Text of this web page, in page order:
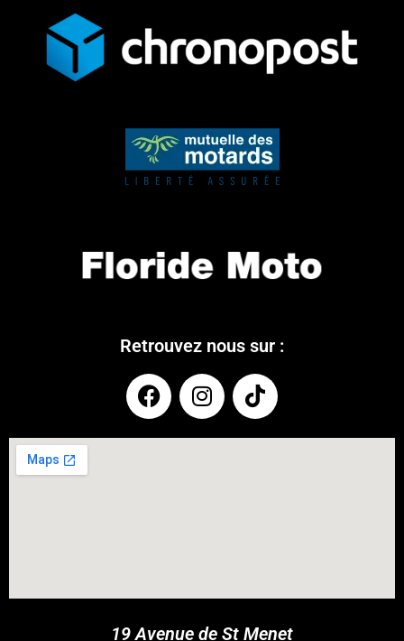
Retrouvez nous sur :
19 Avenue de St Menet